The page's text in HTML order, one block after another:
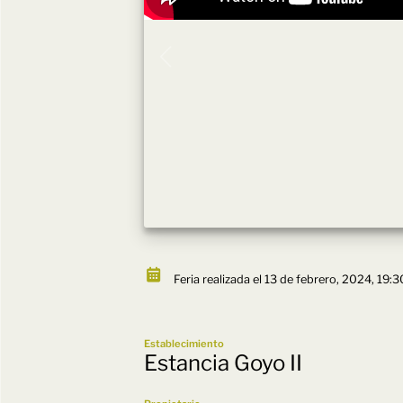
Feria realizada el 13 de febrero, 2024,
Establecimiento
Estancia Goyo II